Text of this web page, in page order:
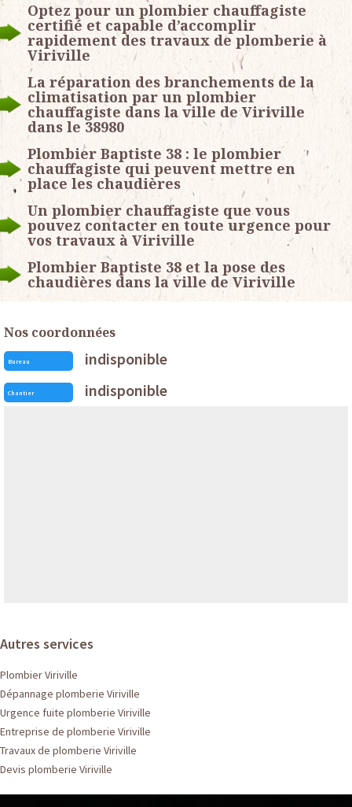
Optez pour un plombier chauffagiste
certifié et capable d’accomplir
rapidement des travaux de plomberie à
Viriville
La réparation des branchements de la
climatisation par un plombier
chauffagiste dans la ville de Viriville
dans le 38980
Plombier Baptiste 38 : le plombier
chauffagiste qui peuvent mettre en
place les chaudières
Un plombier chauffagiste que vous
pouvez contacter en toute urgence pour
vos travaux à Viriville
Plombier Baptiste 38 et la pose des
chaudières dans la ville de Viriville
Nos coordonnées
Bureau indisponible
Chantier indisponible
Autres services
Plombier Viriville
Dépannage plomberie Viriville
Urgence fuite plomberie Viriville
Entreprise de plomberie Viriville
Travaux de plomberie Viriville
Devis plomberie Viriville